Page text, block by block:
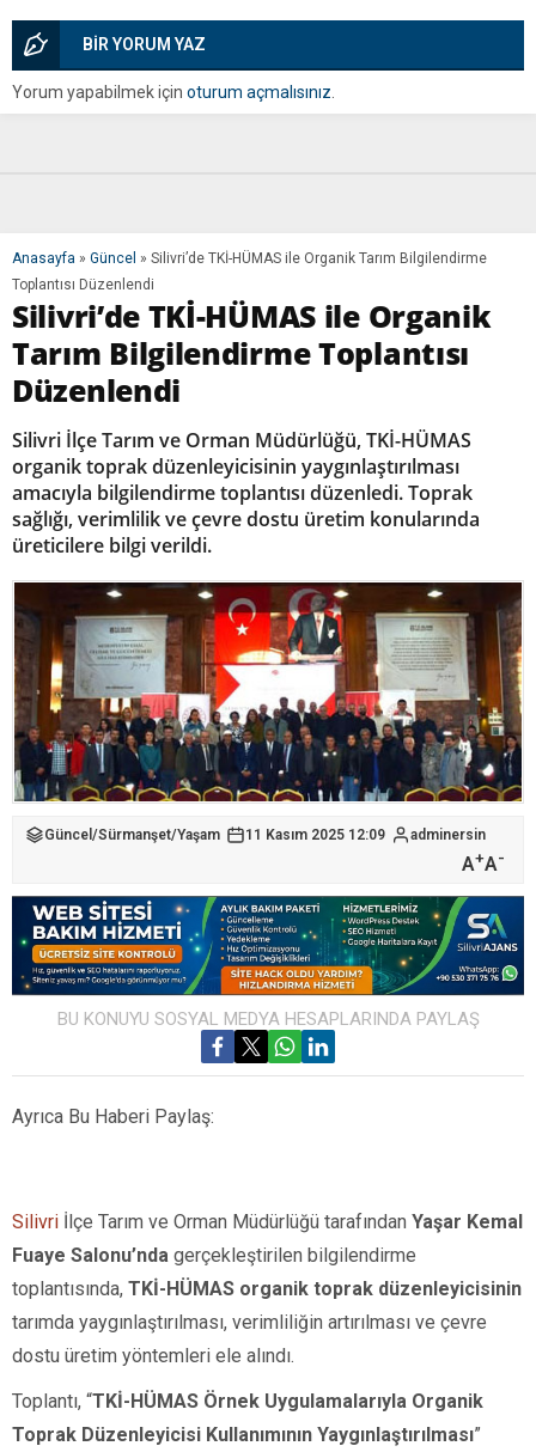
BİR YORUM YAZ
Yorum yapabilmek için oturum açmalısınız
Anasayfa » Güncel » Silivri’de TKİ-HÜMAS ile Organik Tarım Bilgilendirme
Toplantısı Düzenlendi
Silivri’de TKİ-HÜMAS ile Organik
Tarım Bilgilendirme Toplantısı
Düzenlendi
Silivri İlçe Tarım ve Orman Müdürlüğü, TKİ-HÜMAS
organik toprak düzenleyicisinin yaygınlaştırılması
amacıyla bilgilendirme toplantısı düzenledi. Toprak
sağlığı, verimlilik ve çevre dostu üretim konularında
üreticilere bilgi verildi.
Güncel /Sürmanşet/Yaşam 11 Kasım 2025 12:09 adminersin
A+A-
BU KONUYU SOSYAL MEDYA HESAPLARINDA PAYLAŞ
Ayrıca Bu Haberi Paylaş:
Silivri İlçe Tarım ve Orman Müdürlüğü tarafından Yaşar Kemal
Fuaye Salonu’nda gerçekleştirilen bilgilendirme
toplantısında, TKİ-HÜMAS organik toprak düzenleyicisinin
tarımda yaygınlaştırılması, verimliliğin artırılması ve çevre
dostu üretim yöntemleri ele alındı.
Toplantı, “TKİ-HÜMAS Örnek Uygulamalarıyla Organik
Toprak Düzenleyicisi Kullanımının Yaygınlaştırılması”